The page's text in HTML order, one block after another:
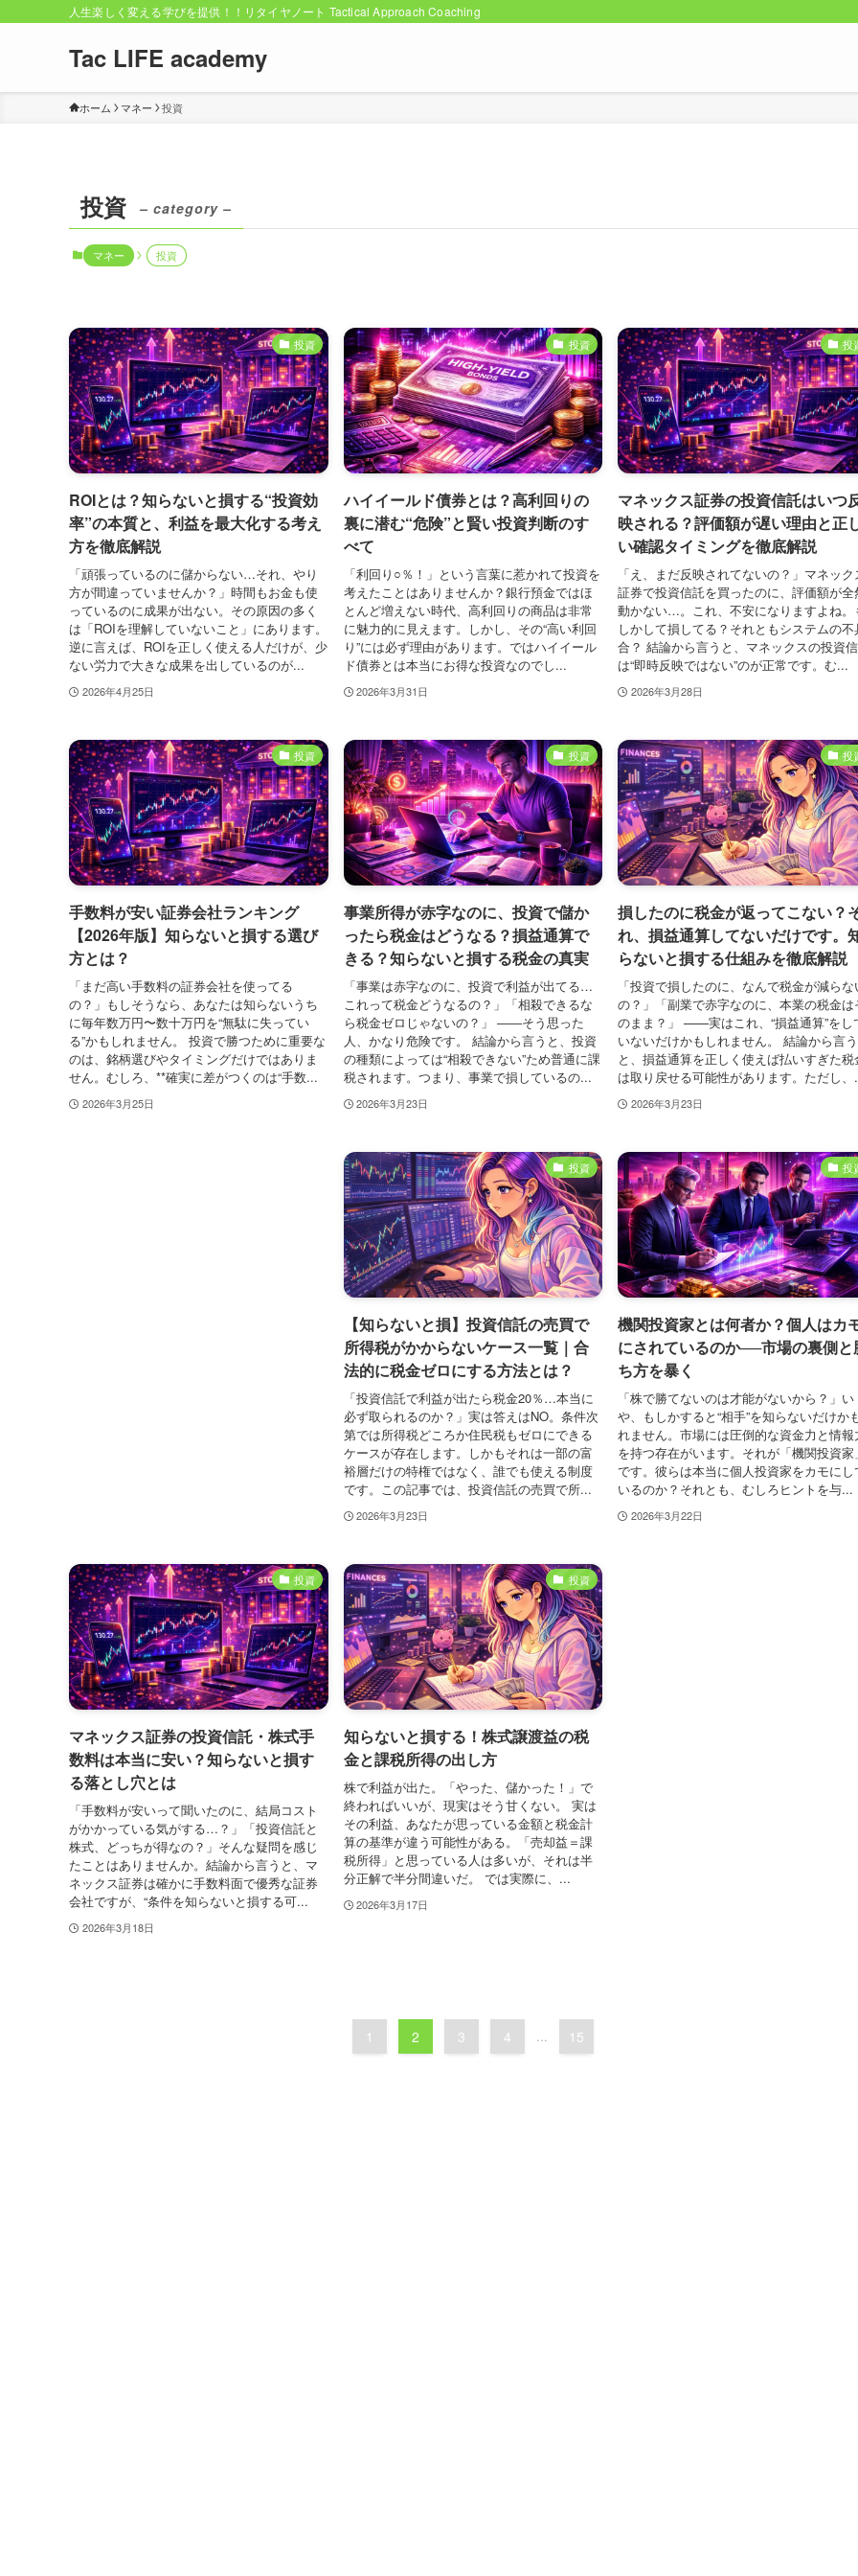
人生楽しく変える学びを提供！！リタイヤノート Tactical Approach Coaching
Tac LIFE academy
ホーム マネー 投資
投資 – category –
マネー 投資
投資
ROIとは？知らないと損する“投資効
率”の本質と、利益を最大化する考え
方を徹底解説
「頑張っているのに儲からない…それ、やり
方が間違っていませんか？」時間もお金も使
っているのに成果が出ない。その原因の多く
は「ROIを理解していないこと」にあります。
逆に言えば、ROIを正しく使える人だけが、少
ない労力で大きな成果を出しているのが...
2026年4月25日
投資
ハイイールド債券とは？高利回りの
裏に潜む“危険”と賢い投資判断のす
べて
「利回り○％！」という言葉に惹かれて投資を
考えたことはありませんか？銀行預金ではほ
とんど増えない時代、高利回りの商品は非常
に魅力的に見えます。しかし、その“高い利回
り”には必ず理由があります。ではハイイール
ド債券とは本当にお得な投資なのでし...
2026年3月31日
投
マネックス証券の投資信託はいつ
映される？評価額が遅い理由と正
い確認タイミングを徹底解説
「え、まだ反映されてないの？」マネック
証券で投資信託を買ったのに、評価額が全
動かない…。これ、不安になりますよね。
しかして損してる？それともシステムの不
合？ 結論から言うと、マネックスの投資
は“即時反映ではない”のが正常です。む...
2026年3月28日
投資
手数料が安い証券会社ランキング
【2026年版】知らないと損する選び
方とは？
「まだ高い手数料の証券会社を使ってる
の？」もしそうなら、あなたは知らないうち
に毎年数万円〜数十万円を“無駄に失ってい
る”かもしれません。 投資で勝つために重要な
のは、銘柄選びやタイミングだけではありま
せん。むしろ、**確実に差がつくのは“手数...
2026年3月25日
投資
事業所得が赤字なのに、投資で儲か
ったら税金はどうなる？損益通算で
きる？知らないと損する税金の真実
「事業は赤字なのに、投資で利益が出てる…
これって税金どうなるの？」「相殺できるな
ら税金ゼロじゃないの？」 ――そう思った
人、かなり危険です。 結論から言うと、投資
の種類によっては“相殺できない”ため普通に課
税されます。つまり、事業で損しているの...
2026年3月23日
投
損したのに税金が返ってこない？
れ、損益通算してないだけです。
らないと損する仕組みを徹底解説
「投資で損したのに、なんで税金が減らな
の？」「副業で赤字なのに、本業の税金は
のまま？」 ——実はこれ、“損益通算”をし
いないだけかもしれません。 結論から言う
と、損益通算を正しく使えば払いすぎた税
は取り戻せる可能性があります。ただし、
2026年3月23日
投資
【知らないと損】投資信託の売買で
所得税がかからないケース一覧｜合
法的に税金ゼロにする方法とは？
「投資信託で利益が出たら税金20％…本当に
必ず取られるのか？」実は答えはNO。条件次
第では所得税どころか住民税もゼロにできる
ケースが存在します。しかもそれは一部の富
裕層だけの特権ではなく、誰でも使える制度
です。この記事では、投資信託の売買で所...
2026年3月23日
投
機関投資家とは何者か？個人はカ
にされているのか──市場の裏側と
ち方を暴く
「株で勝てないのは才能がないから？」い
や、もしかすると“相手”を知らないだけか
れません。市場には圧倒的な資金力と情報
を持つ存在がいます。それが「機関投資家
です。彼らは本当に個人投資家をカモにし
いるのか？それとも、むしろヒントを与...
2026年3月22日
投資
マネックス証券の投資信託・株式手
数料は本当に安い？知らないと損す
る落とし穴とは
「手数料が安いって聞いたのに、結局コスト
がかかっている気がする…？」「投資信託と
株式、どっちが得なの？」そんな疑問を感じ
たことはありませんか。結論から言うと、マ
ネックス証券は確かに手数料面で優秀な証券
会社ですが、“条件を知らないと損する可...
2026年3月18日
投資
知らないと損する！株式譲渡益の税
金と課税所得の出し方
株で利益が出た。「やった、儲かった！」で
終わればいいが、現実はそう甘くない。 実は
その利益、あなたが思っている金額と税金計
算の基準が違う可能性がある。「売却益＝課
税所得」と思っている人は多いが、それは半
分正解で半分間違いだ。 では実際に、...
2026年3月17日
1 2 3 4 ... 15